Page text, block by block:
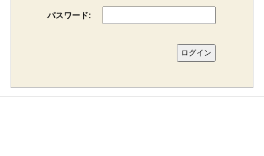
パスワード: